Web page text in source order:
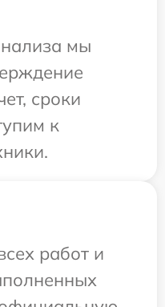
мы
сроки
к
работ и